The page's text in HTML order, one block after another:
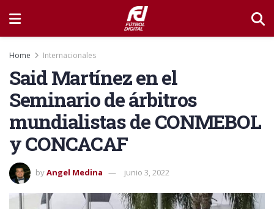
Home Internacionales
Said Martínez en el
Seminario de árbitros
mundialistas de CONMEBOL
y CONCACAF
byAngel Medina junio 3, 2022